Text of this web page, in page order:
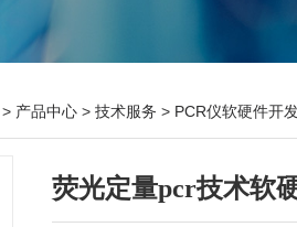
> 产品中心 > 技术服务 > PCR仪软硬件开
荧光定量pcr技术软